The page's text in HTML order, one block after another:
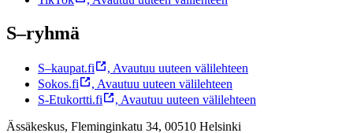
S–ryhmä
S–kaupat.fi , Avautuu uuteen välilehteen
Sokos.fi
, Avautuu uuteen välilehteen
S-Etukortti.fi
, Avautuu uuteen välilehteen
Ässäkeskus, Fleminginkatu 34, 00510 Helsinki